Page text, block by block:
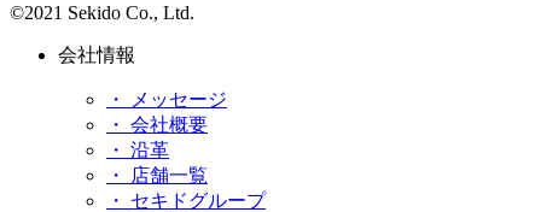
©2021 Sekido Co., Ltd.
会社情報
・ メッセージ
・ 会社概要
・ 沿革
・ 店舗一覧
・ セキドグループ